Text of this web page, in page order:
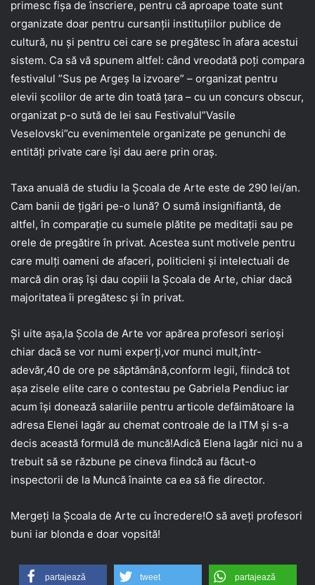
primesc fișa de înscriere, pentru că aproape toate sunt
organizate doar pentru cursanții instituțiilor publice de
cultură, nu și pentru cei care se pregătesc în afara acestui
sistem. Ca să vă spunem altfel: când vreodată poți compara
festivalul ”Sus pe Argeș la izvoare” – organizat pentru
elevii școlilor de arte din toată țara – cu un concurs obscur,
organizat p-o sută de lei sau Festivalul”Vasile
Veselovski”cu evenimentele organizate pe genunchi de
entități private care își dau aere prin oraș.
Taxa anuală de studiu la Școala de Arte este de 290 lei/an.
Cam banii de țigări pe-o lună? O sumă insignifiantă, de
altfel, în comparație cu sumele plătite pe meditații sau pe
orele de pregătire în privat. Acestea sunt motivele pentru
care mulți oameni de afaceri, politicieni și intelectuali de
marcă din oraș își dau copiii la Școala de Arte, chiar dacă
majoritatea îi pregătesc și în privat.
Și uite așa,la Școla de Arte vor apărea profesori serioși
chiar dacă se vor numi experți,vor munci mult,într-
adevăr,40 de ore pe săptămână,conform legii, fiindcă tot
așa zisele elite care o contestau pe Gabriela Pendiuc iar
acum își donează salariile pentru articole defăimătoare la
adresa Elenei Iagăr au chemat controale de la ITM și s-a
decis această formulă de muncă!Adică Elena Iagăr nici nu a
trebuit să se răzbune pe cineva fiindcă au făcut-o
inspectorii de la Muncă înainte ca ea să fie director.
Mergeți la Școala de Arte cu încredere!O să aveți profesori
buni iar blonda e doar vopsită!
partajează tweet partajează